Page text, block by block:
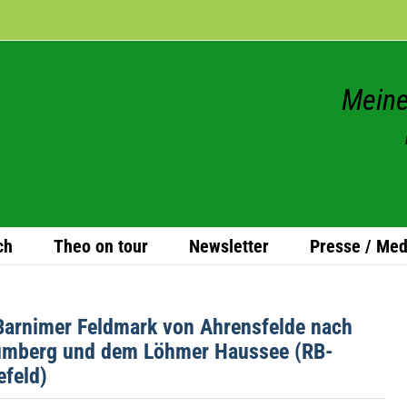
Theo on tour News­let­ter Presse /
Feld­mark von Ahrens­felde nach
und dem Löh­mer Haus­see (RB-